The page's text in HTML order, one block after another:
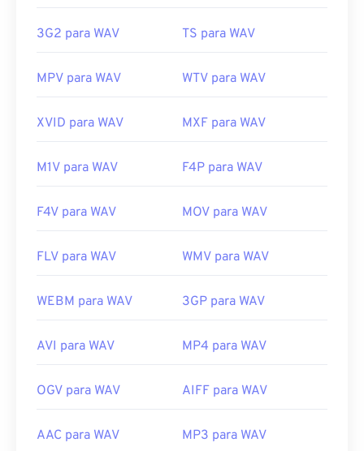
https://www.matroska.org/
Links úteis:
https://en.wikipedia.org/wiki/WAV
audio-wav
3G2 para WAV TS para WAV
MPV para WAV WTV para WAV
XVID para WAV MXF para WAV
M1V para WAV F4P para WAV
F4V para WAV MOV para WAV
FLV para WAV WMV para WAV
WEBM para WAV 3GP para WAV
AVI para WAV MP4 para WAV
OGV para WAV AIFF para WAV
AAC para WAV MP3 para WAV